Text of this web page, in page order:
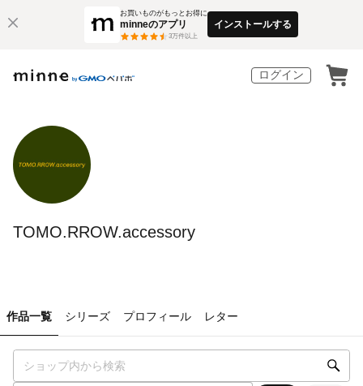
お買いものがもっとお得に
minneのアプリ
3万件以上
インストールする
ログイン
TOMO.RROW.accessory
作品一覧 シリーズ プロフィール レター